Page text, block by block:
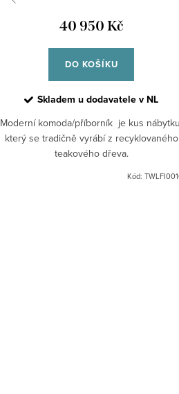
40 950 Kč
DO KOŠÍKU
Skladem u dodavatele v NL
Moderní komoda/příborník je kus
který se tradičně vyrábí z recyklovaného
teakového dřeva.
Kód: